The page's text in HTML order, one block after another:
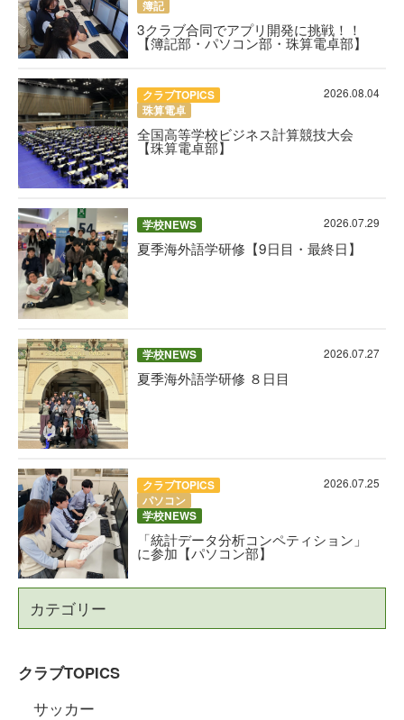
簿記
3クラブ合同でアプリ開発に挑戦！！
【簿記部・パソコン部・珠算電卓部】
クラブTOPICS
珠算電卓
2026.08.04
全国高等学校ビジネス計算競技大会
【珠算電卓部】
学校NEWS 2026.07.29
夏季海外語学研修【9日目・最終日】
学校NEWS 2026.07.27
夏季海外語学研修 ８日目
クラブTOPICS
パソコン
学校NEWS
2026.07.25
「統計データ分析コンペティション」
に参加【パソコン部】
カテゴリー
クラブTOPICS
サッカー